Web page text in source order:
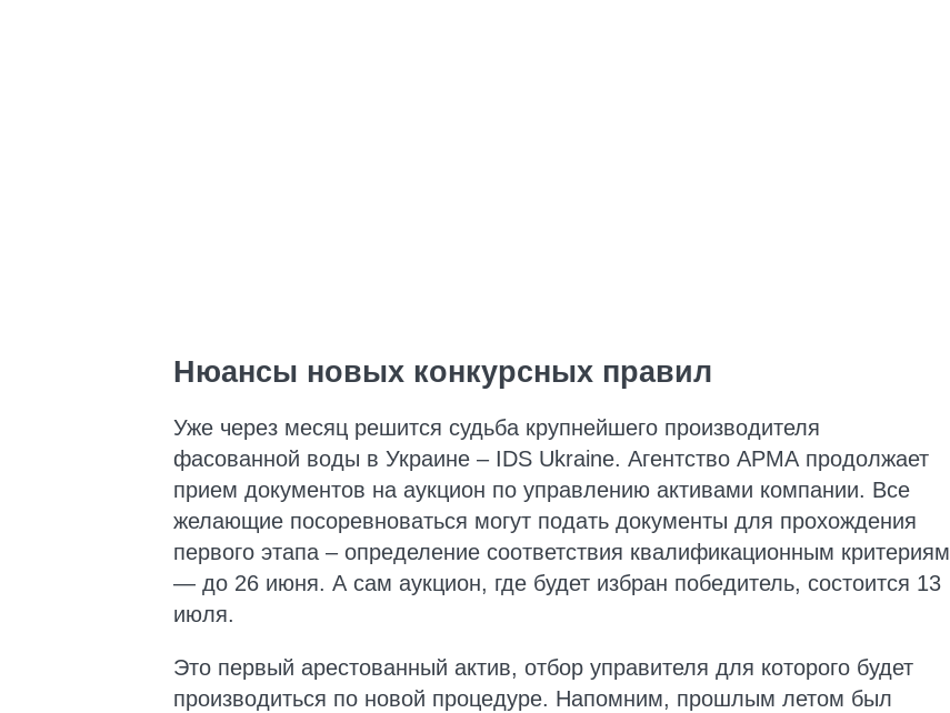
Нюансы новых конкурсных правил
Уже через месяц решится судьба крупнейшего производителя
фасованной воды в Украине – IDS Ukraine. Агентство АРМА продолжает
прием документов на аукцион по управлению активами компании. Все
желающие посоревноваться могут подать документы для прохождения
первого этапа – определение соответствия квалификационным критериям
— до 26 июня. А сам аукцион, где будет избран победитель, состоится 13
июля.
Это первый арестованный актив, отбор управителя для которого будет
производиться по новой процедуре. Напомним, прошлым летом был